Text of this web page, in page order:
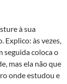
à sua
Explico: às vezes,
seguida coloca o
mas ela não que
onde estudou e